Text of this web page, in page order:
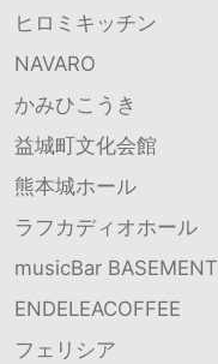
ヒロミキッチン
NAVARO
かみひこうき
益城町文化会館
熊本城ホール
ラフカディオホール
musicBar BASEMENT
ENDELEACOFFEE
フェリシア